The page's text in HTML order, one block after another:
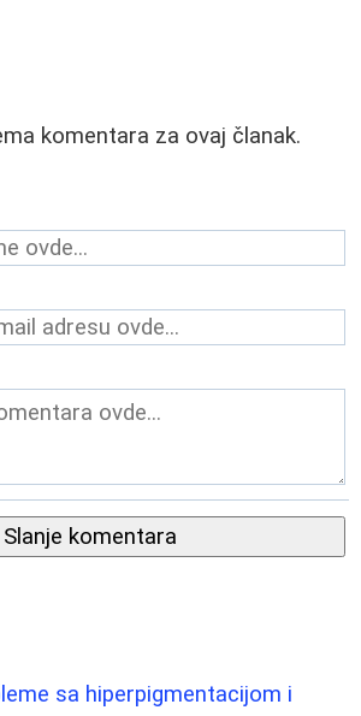
komentara za ovaj članak.
Slanje komentara
sa hiperpigmentacijom i